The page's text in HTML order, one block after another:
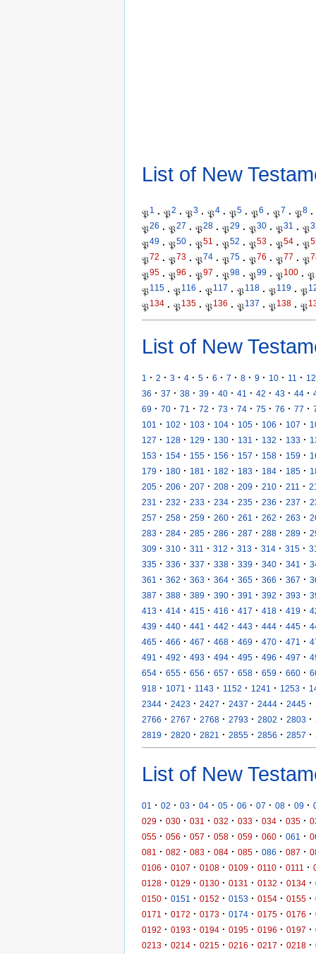
List of New
𝔓1 · 𝔓2 · 𝔓3 · 𝔓4 · 𝔓5 · 𝔓6 · 𝔓7 · 𝔓8 ·
𝔓26 · 𝔓27 · 𝔓28 · 𝔓29 · 𝔓30 · 𝔓31 · 𝔓
𝔓49 · 𝔓50 · 𝔓51 · 𝔓52 · 𝔓53 · 𝔓54 · 𝔓
𝔓72 · 𝔓73 · 𝔓74 · 𝔓75 · 𝔓76 · 𝔓77 · 𝔓
𝔓95 · 𝔓96 · 𝔓97 · 𝔓98 · 𝔓99 · 𝔓100 · 𝔓
𝔓115 · 𝔓116 · 𝔓117 · 𝔓118 · 𝔓119 · 𝔓
𝔓134 · 𝔓135 · 𝔓136 · 𝔓137 · 𝔓138 · 𝔓
List of New
1 · 2 · 3 · 4 · 5 · 6 · 7 · 8 · 9 · 10 · 11 · 12
36 · 37 · 38 · 39 · 40 · 41 · 42 · 43 · 44 ·
69 · 70 · 71 · 72 · 73 · 74 · 75 · 76 · 77 ·
101
· 102 · 103 · 104 · 105 · 106 · 107 ·
127 · 128 · 129 · 130 · 131 · 132 · 133 ·
153 · 154 · 155 · 156 · 157 · 158 · 159 ·
179 · 180 · 181 · 182 · 183 · 184 · 185 ·
205 · 206 · 207 · 208 · 209 · 210 · 211 ·
231
· 232 · 233 · 234 · 235 · 236 · 237 ·
257 · 258 · 259 · 260 · 261 · 262 · 263 ·
283 · 284 · 285 · 286 · 287 · 288 · 289 ·
309 · 310 · 311 · 312 · 313 · 314 · 315 ·
335 · 336 · 337 · 338 · 339 · 340 · 341 ·
361
· 362 · 363 · 364 · 365 · 366 · 367 ·
387 · 388 · 389 · 390 · 391 · 392 · 393 ·
413 · 414 · 415 · 416 · 417 · 418 · 419 ·
439 · 440 · 441 · 442 · 443 · 444 · 445 ·
465 · 466 · 467 · 468 · 469 · 470 · 471 ·
491
· 492 · 493 · 494 · 495 · 496 · 497 ·
654 · 655 · 656 · 657 · 658 · 659 · 660 ·
918 · 1071 · 1143 · 1152 · 1241 · 1253 ·
2344 · 2423 · 2427 · 2437 · 2444 · 2445 ·
2766 · 2767 · 2768 · 2793 · 2802 · 2803 ·
2819 · 2820 · 2821 · 2855 · 2856 · 2857 ·
List of New
01 · 02 · 03 · 04 · 05 · 06 · 07 · 08 · 09 ·
029 · 030 · 031 · 032 · 033 · 034 · 035 ·
055 · 056 · 057 · 058 · 059 · 060 · 061 ·
081
· 082 · 083 · 084 · 085 · 086 · 087 ·
0106 · 0107 · 0108 · 0109 · 0110 · 0111 ·
0128 · 0129 · 0130 · 0131 · 0132 · 0134 ·
0150 · 0151 · 0152 · 0153 · 0154 · 0155 ·
0171
· 0172 · 0173 · 0174 · 0175 · 0176 ·
0192 · 0193 · 0194 · 0195 · 0196 · 0197 ·
0213 · 0214 · 0215 · 0216 · 0217 · 0218 ·